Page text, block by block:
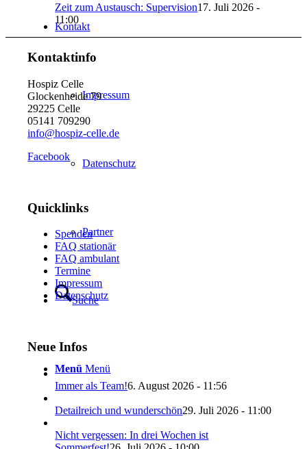
Kontakt
Impressum
Datenschutz
Partner
Suche
Menü Menü
Zeit zum Austausch: Supervision17. Juli 2026 -
11:00
Kontaktinfo
Hospiz Celle
Glockenheide 79
29225 Celle
05141 709290
info@hospiz-celle.de
Facebook
Quicklinks
Spenden
FAQ stationär
FAQ ambulant
Termine
Impressum
Datenschutz
Neue Infos
Immer als Team!6. August 2026 - 11:56
Detailreich und wunderschön29. Juli 2026 - 11:00
Nicht vergessen: In drei Wochen ist